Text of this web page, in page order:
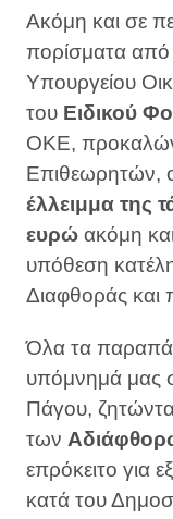
Ακόμη και σε
πορίσματα
Υπουργείου
του Ειδικού
ΟΚΕ,
Επιθεωρητών,
έλλειμμα της
ευρώ ακόμη
υπόθεση
Διαφθοράς και
Όλα τα
υπόμνημά μας
Πάγου,
των
επρόκειτο για
κατά του